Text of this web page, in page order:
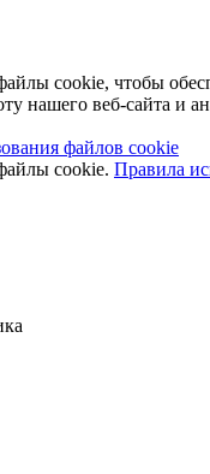
cookie, чтобы
нашего веб-сайта и
файлов cookie
cookie. Правила